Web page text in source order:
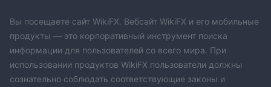
Вы посещаете сайт WikiFX. Вебсайт WikiFX и его мобильные
продукты — это корпоративный инструмент поиска
информации для пользователей со всего мира. При
использовании продуктов WikiFX пользователи должны
сознательно соблюдать соответствующие законы и